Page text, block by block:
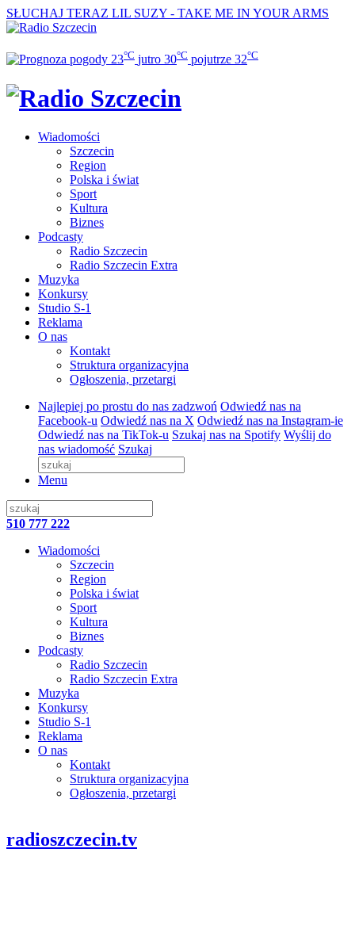
SŁUCHAJ TERAZ LIL SUZY - TAKE ME IN YOUR ARMS
23°C jutro 30°C pojutrze 32°C
Wiadomości
Szczecin
Region
Polska i świat
Sport
Kultura
Biznes
Podcasty
Radio Szczecin
Radio Szczecin Extra
Muzyka
Konkursy
Studio S-1
Reklama
O nas
Kontakt
Struktura organizacyjna
Ogłoszenia, przetargi
Najlepiej po prostu do nas zadzwoń Odwiedź nas na
Facebook-u Odwiedź nas na X Odwiedź nas na Instagram-ie
Odwiedź nas na TikTok-u Szukaj nas na Spotify Wyślij do
nas wiadomość Szukaj
Menu
510 777 222
Wiadomości
Szczecin
Region
Polska i świat
Sport
Kultura
Biznes
Podcasty
Radio Szczecin
Radio Szczecin Extra
Muzyka
Konkursy
Studio S-1
Reklama
O nas
Kontakt
Struktura organizacyjna
Ogłoszenia, przetargi
radioszczecin.tv